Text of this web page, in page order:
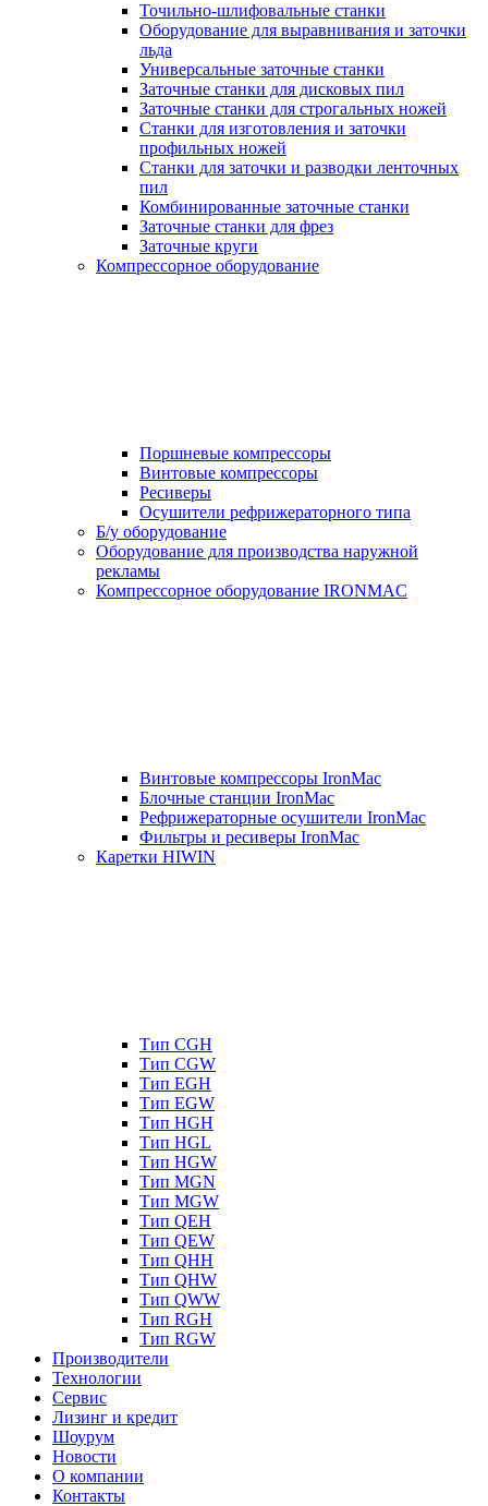
Точильно-шлифовальные станки
Оборудование для выравнивания и заточки
льда
Универсальные заточные станки
Заточные станки для дисковых пил
Заточные станки для строгальных ножей
Станки для изготовления и заточки
профильных ножей
Станки для заточки и разводки ленточных
пил
Комбинированные заточные станки
Заточные станки для фрез
Заточные круги
Компрессорное оборудование
Поршневые компрессоры
Винтовые компрессоры
Ресиверы
Осушители рефрижераторного типа
Б/у оборудование
Оборудование для производства наружной
рекламы
Компрессорное оборудование IRONMAC
Винтовые компрессоры IronMac
Блочные станции IronMac
Рефрижераторные осушители IronMac
Фильтры и ресиверы IronMac
Каретки HIWIN
Тип CGH
Тип CGW
Тип EGH
Тип EGW
Тип HGH
Тип HGL
Тип HGW
Тип MGN
Тип MGW
Тип QEH
Тип QEW
Тип QHH
Тип QHW
Тип QWW
Тип RGH
Тип RGW
Производители
Технологии
Сервис
Лизинг и кредит
Шоурум
Новости
О компании
Контакты